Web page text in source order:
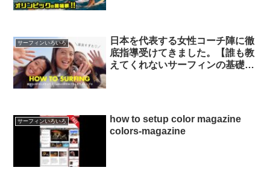
サーフィンいろいろ
日本を代表する女性コーチ陣に徹
底指導受けてきました。【誰も教
えてくれないサーフィンの基礎
サーフィンいろいろ
how to setup color magazine
colors-magazine